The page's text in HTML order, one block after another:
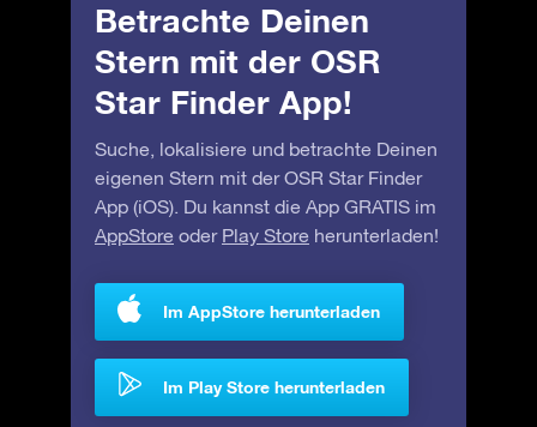
Betrachte Deinen
Stern mit der OSR
Star Finder App!
Suche, lokalisiere und betrachte Deinen
eigenen Stern mit der OSR Star Finder
App (iOS). Du kannst die App GRATIS im
AppStore oder Play Store herunterladen!
Im AppStore herunterladen
Im Play Store herunterladen